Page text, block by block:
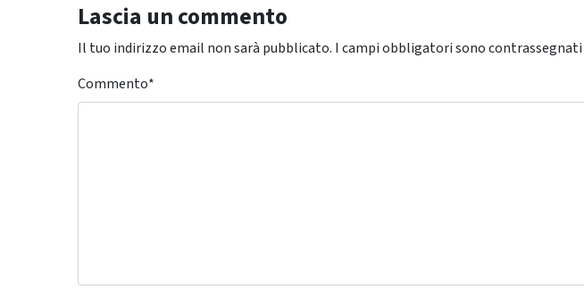
Lascia un commento
Il tuo indirizzo email non sarà pubblicato. I campi obbligatori sono contrassegnati
Commento*